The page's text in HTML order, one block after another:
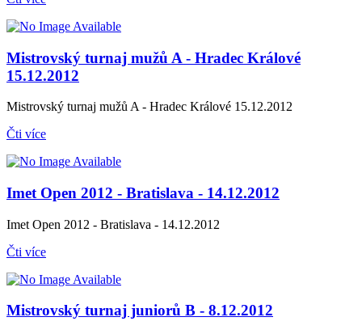
Mistrovský turnaj mužů A - Hradec Králové
15.12.2012
Mistrovský turnaj mužů A - Hradec Králové 15.12.2012
Čti více
Imet Open 2012 - Bratislava - 14.12.2012
Imet Open 2012 - Bratislava - 14.12.2012
Čti více
Mistrovský turnaj juniorů B - 8.12.2012